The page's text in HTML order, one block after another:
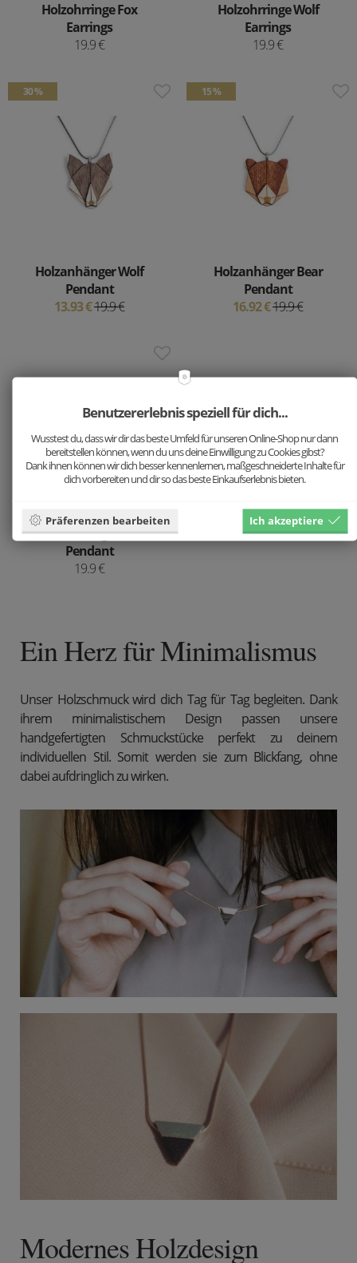
Holzohrringe Fox
Earrings
19.9 €
Holzohrringe Wolf
Earrings
19.9 €
30 %
Holzanhänger Wolf
Pendant
13.93 €19.9 €
15 %
Holzanhänger Bear
Pendant
16.92 €19.9 €
Holzanhänger Fox
Pendant
19.9 €
Ein Herz für Minimalismus
Unser Holzschmuck wird dich Tag für Tag begleiten. Dank
ihrem minimalistischem Design passen unsere
handgefertigten Schmuckstücke perfekt zu deinem
individuellen Stil. Somit werden sie zum Blickfang, ohne
dabei aufdringlich zu wirken.
Modernes Holzdesign
Benutzererlebnis speziell für dich...
Wusstest du, dass wir dir das beste Umfeld für unseren Online-Shop nur dann
bereitstellen können, wenn du uns deine Einwilligung zu Cookies gibst?
Dank ihnen können wir dich besser kennenlernen, maßgeschneiderte Inhalte für
dich vorbereiten und dir so das beste Einkaufserlebnis bieten.
Präferenzen bearbeiten Ich akzeptiere